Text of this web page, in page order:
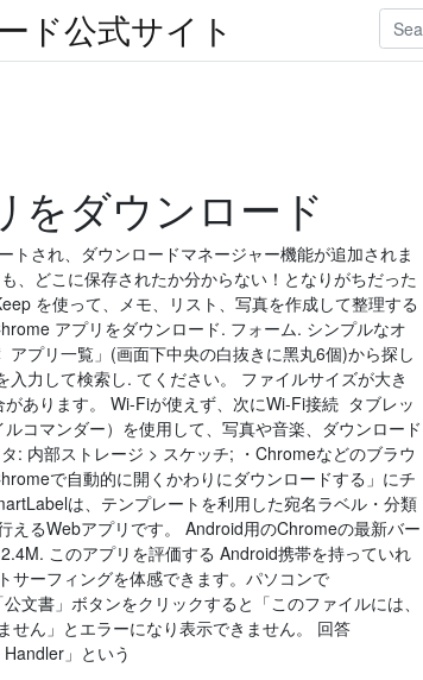
ド公式サイト
をダウンロード
され、ダウンロードマネージャー機能が追加されま
、どこに保存されたか分からない！となりがちだった
を使って、メモ、リスト、写真を作成して整理する
アプリをダウンロード. フォーム. シンプルなオ
プリ⼀覧」(画⾯下中央の⽩抜きに⿊丸6個)から探し
⼒して検索し. てください。 ファイルサイズが⼤き
あります。 Wi-Fiが使えず、次にWi-Fi接続 タブレッ
コマンダー）を使用して、写真や音楽、ダウンロード
: 内部ストレージ > スケッチ; ・Chromeなどのブラウ
で自動的に開くかわりにダウンロードする」にチ
は、テンプレートを利用した宛名ラベル・分類
えるWebアプリです。 Android用のChromeの最新バー
このアプリを評価する Android携帯を持っていれ
サーフィングを体感できます。パソコンで
文書」ボタンをクリックすると「このファイルには、
せん」とエラーになり表示できません。 回答
」という